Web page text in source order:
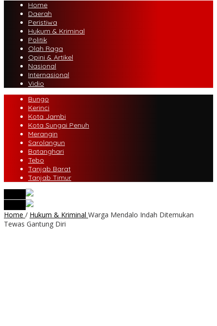
Home
Daerah
Peristiwa
Hukum & Kriminal
Politik
Olah Raga
Opini & Artikel
Nasional
Internasional
Vidio
Bungo
Kerinci
Kota Jambi
Kota Sungai Penuh
Merangin
Sarolangun
Batanghari
Tebo
Tanjab Barat
Tanjab Timur
Home / Hukum & Kriminal Warga Mendalo Indah Ditemukan
Tewas Gantung Diri